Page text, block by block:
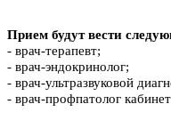
Прием будут вести
- врач-терапевт;
- врач-эндокринолог;
- врач-ультразвуковой
- врач-профпатолог